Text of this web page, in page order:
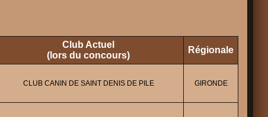
Club Actuel
(lors du concours)
Régionale
CLUB CANIN DE SAINT DENIS DE PILE GIRONDE